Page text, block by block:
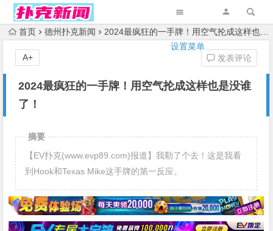
设置菜单
首页 德州扑克新闻 2024最疯狂的一手牌！用空气抡成这样也是没谁了！
2024最疯狂的一手牌！用空气抡成这样也是没谁
了！
发表评论
A+
摘要
【EV扑克(www.evp89.com)报道】我勒了个去！这是我看
到Hook和Texas Mike这手牌的第一反应。